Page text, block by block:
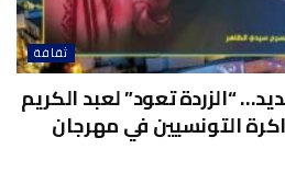
ثقافة
“الزردة تعود” لعبد الكريم
التونسيين في مهرجان